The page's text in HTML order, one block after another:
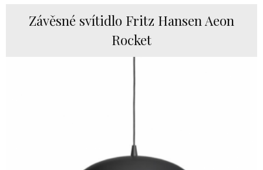
Závěsné svítidlo Fritz Hansen Aeon
Rocket